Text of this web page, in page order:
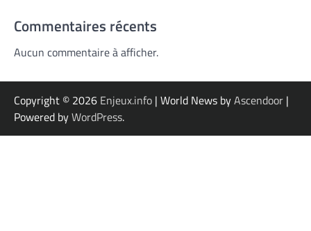
Commentaires récents
Aucun commentaire à afficher.
Copyright © 2026 Enjeux.info | World News byAscendoor |
Powered byWordPress.